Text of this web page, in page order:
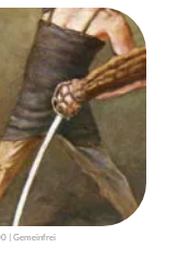
| Gemeinfrei